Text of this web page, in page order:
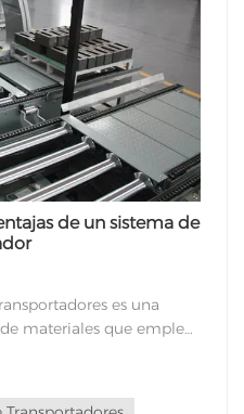
de un sistema de
es una
materiales que emplea
con el fin de
A continuación se